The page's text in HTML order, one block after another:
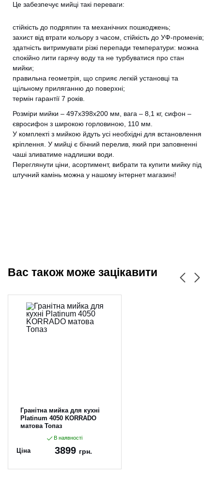
Це забезпечує мийці такі переваги:
стійкість до подряпин та механічних пошкоджень;
захист від втрати кольору з часом, стійкість до УФ-променів;
здатність витримувати різкі перепади температури: можна
спокійно лити гарячу воду та не турбуватися про стан
мийки;
правильна геометрія, що сприяє легкій установці та
щільному приляганню до поверхні;
термін гарантії 7 років.
Розміри мийки – 497х398х200 мм, вага – 8,1 кг, сифон –
євросифон з широкою горловиною, 110 мм.
У комплекті з мийкою йдуть усі необхідні для встановлення
кріплення. У мийці є бічний перелив, який при заповненні
чаші зливатиме надлишки води.
Переглянути ціни, асортимент, вибрати та купити мийку під
штучний камінь можна у нашому інтернет магазині!
Вас також може зацікавити
Гранітна мийка для кухні
Platinum 4050 KORRADO
матова Топаз
В наявності
Ціна 3899 грн.
CANCEL